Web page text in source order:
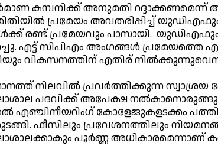
കമ്പനിക്ക് അനുമതി
പ്രമേയം അവതരിപ്പിച്ച് യുഡിഎഫും
രണ്ട് പ്രമേയവും പാസായി.
എട്ട് സിപിഎം അംഗങ്ങള്‍ പ്രമേയത്തെ
വികസനത്തിന് എതിര്
നിലവില്‍ പ്രവര്‍ത്തിക്കുന്ന
പദവിക്ക് അപേക്ഷ
എഞ്ചിനീയറിംഗ് കോളേജുകളടക്കം
ഫീസിലും പ്രവേശനത്തിലും
പൂര്‍ണ്ണ അധികാരമെന്നാണ്